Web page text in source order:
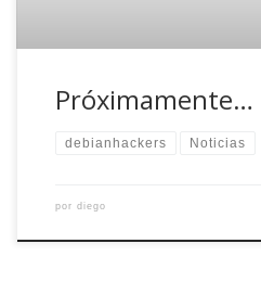
Próximamente…
debianhackers Noticias
por diego